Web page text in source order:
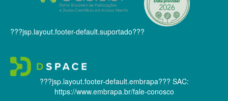
???jsp.layout.footer-default.suportado???
???jsp.layout.footer-default.embrapa??? SAC:
https://www.embrapa.br/fale-conosco